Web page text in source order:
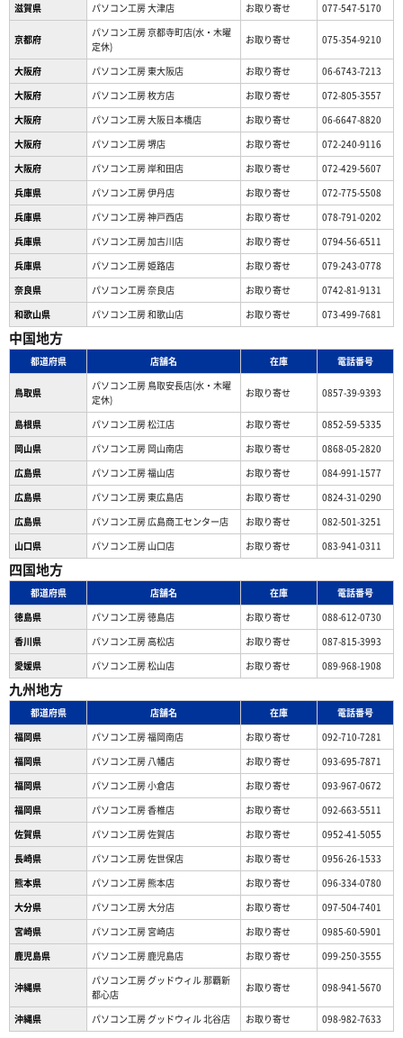
滋賀県 パソコン工房 大津店 お取り寄せ 077-547-5170
京都府
パソコン工房 京都寺町店(水・木曜
定休)
お取り寄せ 075-354-9210
大阪府 パソコン工房 東大阪店 お取り寄せ
06-6743-7213
大阪府
パソコン工房 枚方店 お取り寄せ
072-805-3557
大阪府
パソコン工房 大阪日本橋店 お取り寄せ
06-6647-8820
大阪府
パソコン工房 堺店 お取り寄せ
072-240-9116
大阪府
パソコン工房 岸和田店 お取り寄せ
072-429-5607
兵庫県
パソコン工房 伊丹店 お取り寄せ
072-775-5508
兵庫県
パソコン工房 神戸西店 お取り寄せ
078-791-0202
兵庫県
パソコン工房 加古川店 お取り寄せ
0794-56-6511
兵庫県
パソコン工房 姫路店 お取り寄せ
079-243-0778
奈良県
パソコン工房 奈良店 お取り寄せ
0742-81-9131
和歌山県
パソコン工房 和歌山店 お取り寄せ 073-499-7681
中国地方
都道府県 店舗名 在庫 電話番号
鳥取県
パソコン工房 鳥取安長店(水・木曜
定休)
お取り寄せ 0857-39-9393
島根県 パソコン工房 松江店 お取り寄せ
0852-59-5335
岡山県
パソコン工房 岡山南店 お取り寄せ
0868-05-2820
広島県
パソコン工房 福山店 お取り寄せ
084-991-1577
広島県
パソコン工房 東広島店 お取り寄せ
0824-31-0290
広島県
パソコン工房 広島商工センター店 お取り寄せ
082-501-3251
山口県
パソコン工房 山口店 お取り寄せ 083-941-0311
四国地方
都道府県 店舗名 在庫
電話番号
徳島県
パソコン工房 徳島店 お取り寄せ
088-612-0730
香川県
パソコン工房 高松店 お取り寄せ
087-815-3993
愛媛県
パソコン工房 松山店 お取り寄せ 089-968-1908
九州地方
都道府県 店舗名 在庫
電話番号
福岡県
パソコン工房 福岡南店 お取り寄せ
092-710-7281
福岡県
パソコン工房 八幡店 お取り寄せ
093-695-7871
福岡県
パソコン工房 小倉店 お取り寄せ
093-967-0672
福岡県
パソコン工房 香椎店 お取り寄せ
092-663-5511
佐賀県
パソコン工房 佐賀店 お取り寄せ
0952-41-5055
長崎県
パソコン工房 佐世保店 お取り寄せ
0956-26-1533
熊本県
パソコン工房 熊本店 お取り寄せ
096-334-0780
大分県
パソコン工房 大分店 お取り寄せ
097-504-7401
宮崎県
パソコン工房 宮崎店 お取り寄せ
0985-60-5901
鹿児島県
パソコン工房 鹿児島店 お取り寄せ 099-250-3555
沖縄県
パソコン工房 グッドウィル 那覇新
都心店
お取り寄せ 098-941-5670
沖縄県 パソコン工房 グッドウィル 北谷店 お取り寄せ 098-982-7633